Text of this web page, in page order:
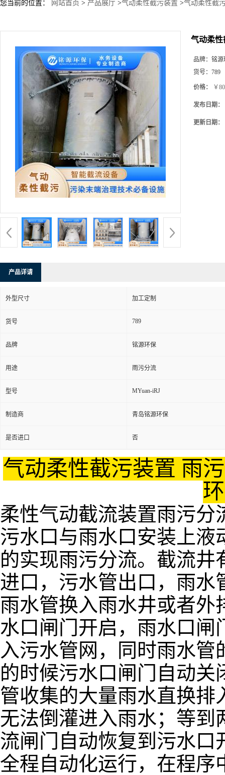
您当前的位置： 网站首页 > 产品展厅 >气动柔性截污装置 >气动柔性截
气动柔性
品牌： 铭源
货号： 789
价格： ￥
发布日期：
更新日期：
产品详请
外型尺寸 加工定制
货号 789
品牌 铭源环保
用途 雨污分流
型号 MYuan-iRJ
制造商 青岛铭源环保
是否进口 否
气动柔性截污装置 雨
柔性气动截流装置雨污
污水口与雨水口安装上
的实现雨污分流。截流
进口，污水管出口，雨
雨水管换入雨水井或者
水口闸门开启，雨水口闸
入污水管网，同时雨水
的时候污水口闸门自动
管收集的大量雨水直换排
无法倒灌进入雨水；等
流闸门自动恢复到污水口
全程自动化运行，在程序